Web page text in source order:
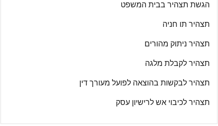
הגשת תצהיר בבית המשפט
תצהיר תו חניה
תצהיר ניתוק מהורים
תצהיר לקבלת מלגה
תצהיר לבקשות בהוצאה לפועל מעורך דין
תצהיר לכיבוי אש לרישיון עסק